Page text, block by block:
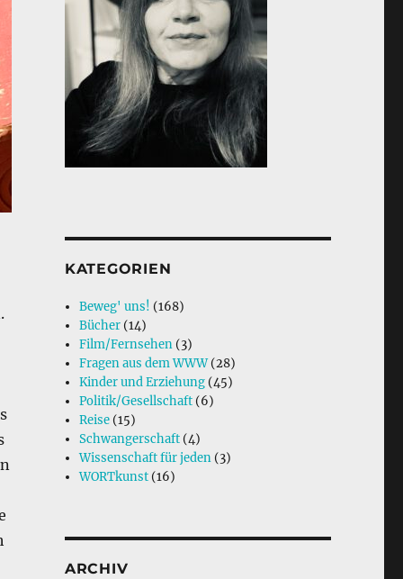
KATEGORIEN
Beweg' uns! (168)
Bücher (14)
Film/Fernsehen (3)
Fragen aus dem WWW(28)
Kinder und Erziehung (45)
Politik/Gesellschaft (6)
Reise (15)
Schwangerschaft (4)
Wissenschaft für jeden (3)
WORTkunst (16)
ARCHIV